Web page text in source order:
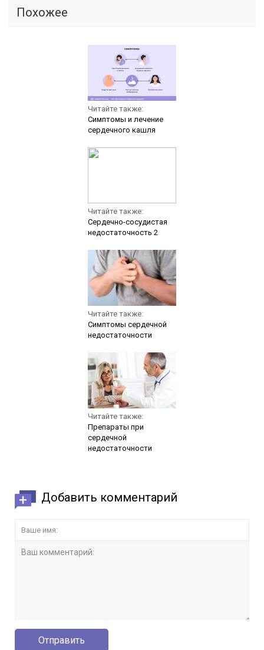
Похожее
Читайте также:
Симптомы и лечение
сердечного кашля
Читайте также:
Сердечно-сосудистая
недостаточность 2
Читайте также:
Симптомы сердечной
недостаточности
Читайте также:
Препараты при
сердечной
недостаточности
Добавить комментарий